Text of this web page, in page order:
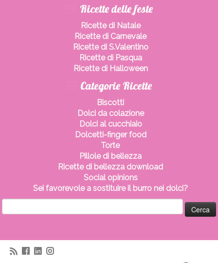
Ricette delle feste
Ricette di Natale
Ricette di Carnevale
Ricette di S.Valentino
Ricette di Pasqua
Ricette di Halloween
Categorie Ricette
Biscotti
Dolci da colazione
Dolci al cucchiaio
Dolcetti-finger food
Torte
Pillole di bellezza
Ricette di bellezza download
Social opinions
Sei favorevole a sostituire il burro nei dolci?
per: